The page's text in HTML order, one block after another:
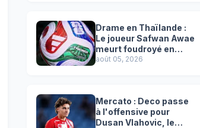
Drame en Thaïlande :
Le joueur Safwan Awae
meurt foudroyé en
plein match
août 05, 2026
Mercato : Deco passe
à l'offensive pour
Dusan Vlahovic, le